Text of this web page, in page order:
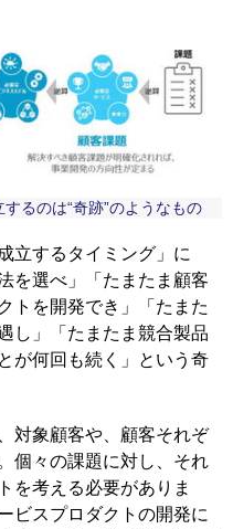
るのは“奇跡”のようなもの
立するタイミング」に
を選べ」「たまたま顧客
トを開発でき」「たまた
し」「たまたま競合製品
が何回も続く」という奇
対象顧客や、顧客それぞ
個々の課題に対し、それ
を考える必要がありま
ビスプロダクトの開発に